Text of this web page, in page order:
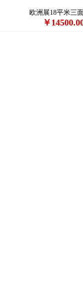
欧洲展18平米三
￥